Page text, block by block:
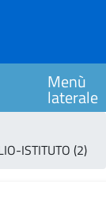
Menù
laterale
ISTITUTO (2)